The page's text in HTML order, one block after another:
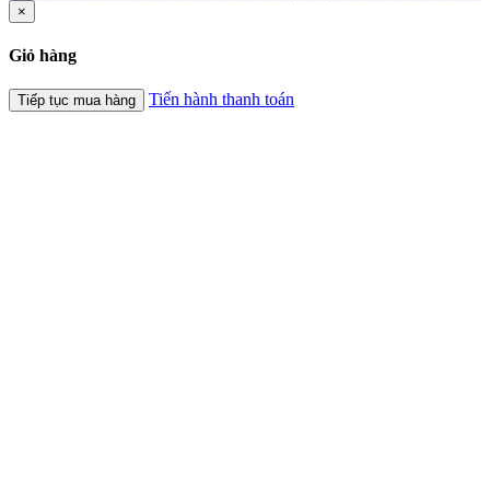
×
Giỏ hàng
Tiếp tục mua hàng Tiến hành thanh toán